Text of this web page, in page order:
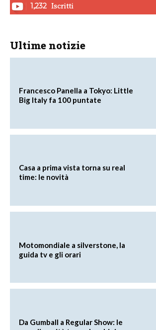
1,232 Iscritti
Ultime notizie
Francesco Panella a Tokyo: Little
Big Italy fa 100 puntate
Casa a prima vista torna su real
time: le novità
Motomondiale a silverstone, la
guida tv e gli orari
Da Gumball a Regular Show: le